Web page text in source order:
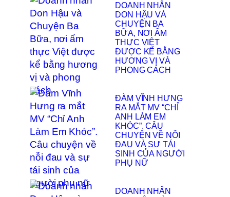
DOANH NHÂN
DON HẬU VÀ
CHUYỆN BA
BỮA, NƠI ẨM
THỰC VIỆT
ĐƯỢC KỂ BẰNG
HƯƠNG VỊ VÀ
PHONG CÁCH
ĐÀM VĨNH HƯNG
RA MẮT MV “CHỈ
ANH LÀM EM
KHÓC”. CÂU
CHUYỆN VỀ NỖI
ĐAU VÀ SỰ TÁI
SINH CỦA NGƯỜI
PHỤ NỮ
DOANH NHÂN